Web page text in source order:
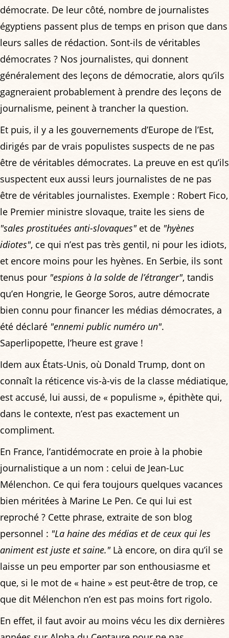
démocrate. De leur côté, nombre de journalistes
égyptiens passent plus de temps en prison que dans
leurs salles de rédaction. Sont-ils de véritables
démocrates ? Nos journalistes, qui donnent
généralement des leçons de démocratie, alors qu’ils
gagneraient probablement à prendre des leçons de
journalisme, peinent à trancher la question.
Et puis, il y a les gouvernements d’Europe de l’Est,
dirigés par de vrais populistes suspects de ne pas
être de véritables démocrates. La preuve en est qu’ils
suspectent eux aussi leurs journalistes de ne pas
être de véritables journalistes. Exemple : Robert Fico,
le Premier ministre slovaque, traite les siens de
"sales prostituées anti-slovaques"et de "hyènes
idiotes", ce qui n’est pas très gentil, ni pour les idiots,
et encore moins pour les hyènes. En Serbie, ils sont
tenus pour "espions à la solde de l’étranger", tandis
qu’en Hongrie, le George Soros, autre démocrate
bien connu pour financer les médias démocrates, a
été déclaré "ennemi public numéro un".
Saperlipopette, l’heure est grave !
Idem aux États-Unis, où Donald Trump, dont on
connaît la réticence vis-à-vis de la classe médiatique,
est accusé, lui aussi, de « populisme », épithète qui,
dans le contexte, n’est pas exactement un
compliment.
En France, l’antidémocrate en proie à la phobie
journalistique a un nom : celui de Jean-Luc
Mélenchon. Ce qui fera toujours quelques vacances
bien méritées à Marine Le Pen. Ce qui lui est
reproché ? Cette phrase, extraite de son blog
personnel : "La haine des médias et de ceux qui les
animent est juste et saine."Là encore, on dira qu’il se
laisse un peu emporter par son enthousiasme et
que, si le mot de « haine » est peut-être de trop, ce
que dit Mélenchon n’en est pas moins fort rigolo.
En effet, il faut avoir au moins vécu les dix dernières